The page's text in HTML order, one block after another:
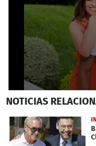
seconds
1
minute,
seconds
NOTICIAS